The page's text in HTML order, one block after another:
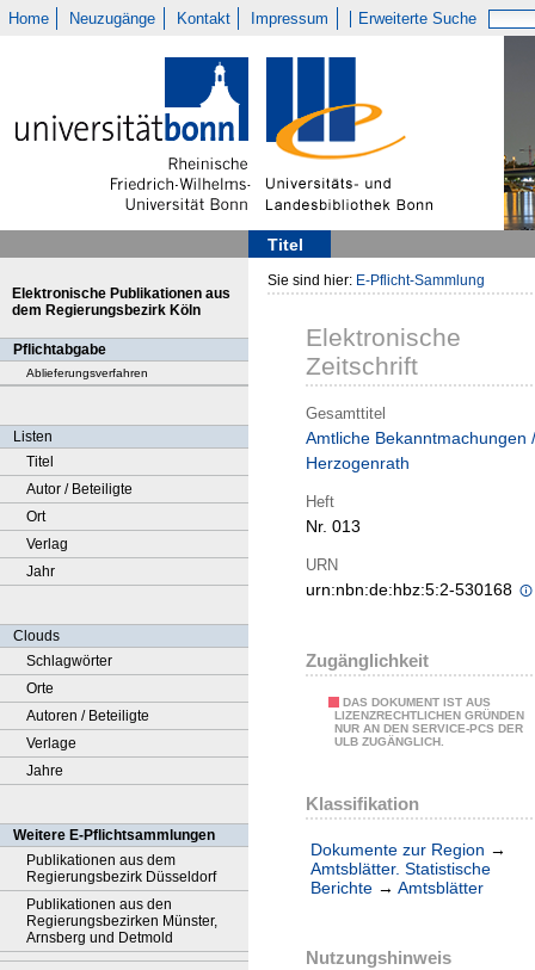
Home Neuzugänge Kontakt Impressum Erweiterte Suche
Titel
Elektronische Publikationen aus
dem Regierungsbezirk Köln
Pflichtabgabe
Ablieferungsverfahren
Listen
Titel
Autor / Beteiligte
Ort
Verlag
Jahr
Clouds
Schlagwörter
Orte
Autoren / Beteiligte
Verlage
Jahre
Weitere E-Pflichtsammlungen
Publikationen aus dem
Regierungsbezirk Düsseldorf
Publikationen aus den
Regierungsbezirken Münster,
Arnsberg und Detmold
Sie sind hier: E-Pflicht-Sammlung
Elektronische
Zeitschrift
Gesamttitel
Amtliche Bekanntmachungen /
Herzogenrath
Heft
Nr. 013
URN
urn:nbn:de:hbz:5:2-530168
Zugänglichkeit
DAS DOKUMENT IST AUS
LIZENZRECHTLICHEN GRÜNDEN
NUR AN DEN SERVICE-PCS DER
ULB ZUGÄNGLICH.
Klassifikation
Dokumente zur Region →
Amtsblätter. Statistische
Berichte → Amtsblätter
Nutzungshinweis